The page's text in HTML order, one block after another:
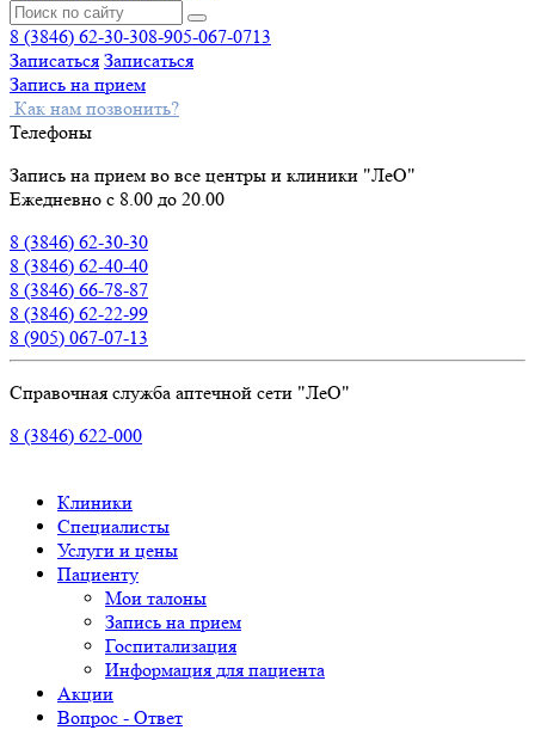
8 (3846) 62-30-308-905-067-0713
Записаться Записаться
Запись на прием
Как нам позвонить?
Телефоны
Запись на прием во все центры и клиники "ЛеО"
Ежедневно с 8.00 до 20.00
8 (3846) 62-30-30
8 (3846) 62-40-40
8 (3846) 66-78-87
8 (3846) 62-22-99
8 (905) 067-07-13
Справочная служба аптечной сети "ЛеО"
8 (3846) 622-000
Клиники
Специалисты
Услуги и цены
Пациенту
Мои талоны
Запись на прием
Госпитализация
Информация для пациента
Акции
Вопрос - Ответ